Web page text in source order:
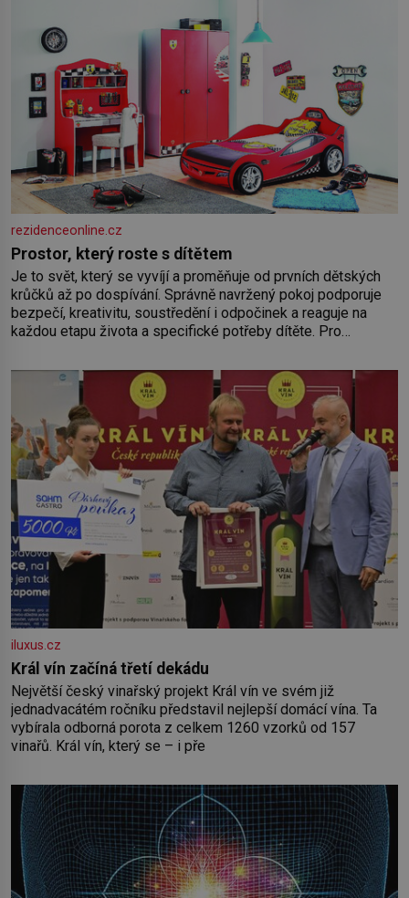
rezidenceonline.cz
Prostor, který roste s dítětem
Je to svět, který se vyvíjí a proměňuje od prvních dětských
krůčků až po dospívání. Správně navržený pokoj podporuje
bezpečí, kreativitu, soustředění i odpočinek a reaguje na
každou etapu života a specifické potřeby dítěte. Pro
by pokoj miminka měl působit především klidně a útulně.
Předškolní věk je
iluxus.cz
Král vín začíná třetí dekádu
Největší český vinařský projekt Král vín ve svém již
jednadvacátém ročníku představil nejlepší domácí vína. Ta
vybírala odborná porota z celkem 1260 vzorků od 157
vinařů. Král vín, který se – i pře